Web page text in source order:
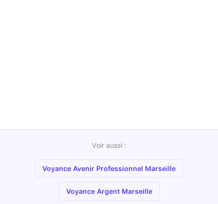
Voir aussi :
Voyance Avenir Professionnel Marseille
Voyance Argent Marseille